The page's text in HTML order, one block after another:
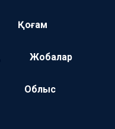
Қоғам
Жобалар
Облыс